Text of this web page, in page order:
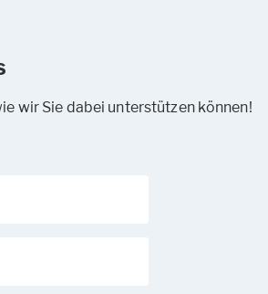
wir Sie dabei unterstützen können!